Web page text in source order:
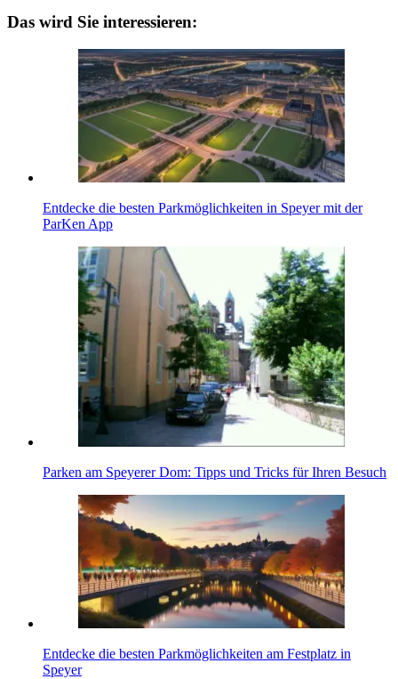
Das wird Sie interessieren:
Entdecke die besten Parkmöglichkeiten in Speyer mit der
ParKen App
Parken am Speyerer Dom: Tipps und Tricks für Ihren Besuch
Entdecke die besten Parkmöglichkeiten am Festplatz in
Speyer